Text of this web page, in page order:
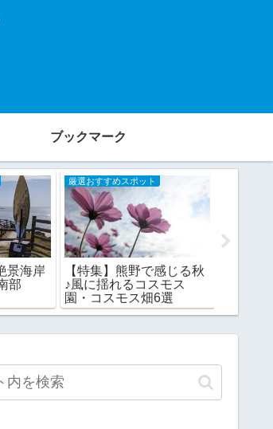
ブックマーク
景海岸
部
厳選おすすめスポット
【特集】熊野で感じる秋
♪風に揺れるコスモス
園・コスモス畑6選